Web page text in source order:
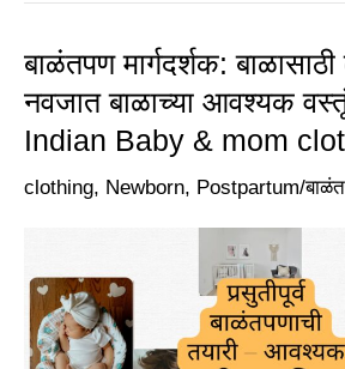
बाळंतपण मार्गदर्शक:
नवजात बाळाच्या आवश्यक
Indian Baby & mom
clothing, Newborn, Postpartum/
बाळंतपण
मार्गदर्शक:
बाळासाठी
कपडे
बाळाच्या
आवश्यक